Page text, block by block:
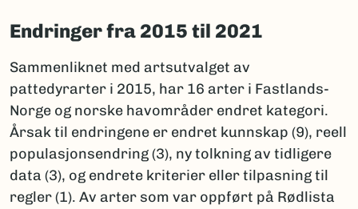
Endringer fra 2015 til 2021
Sammenliknet med artsutvalget av
pattedyrarter i 2015, har 16 arter i Fastlands-
Norge og norske havområder endret kategori.
Årsak til endringene er endret kunnskap (9), reell
populasjonsendring (3), ny tolkning av tidligere
data (3), og endrete kriterier eller tilpasning til
regler (1). Av arter som var oppført på Rødlista